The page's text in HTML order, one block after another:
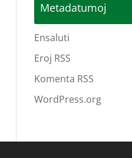
Metadatumoj
Ensaluti
Eroj RSS
Komenta RSS
WordPress.org